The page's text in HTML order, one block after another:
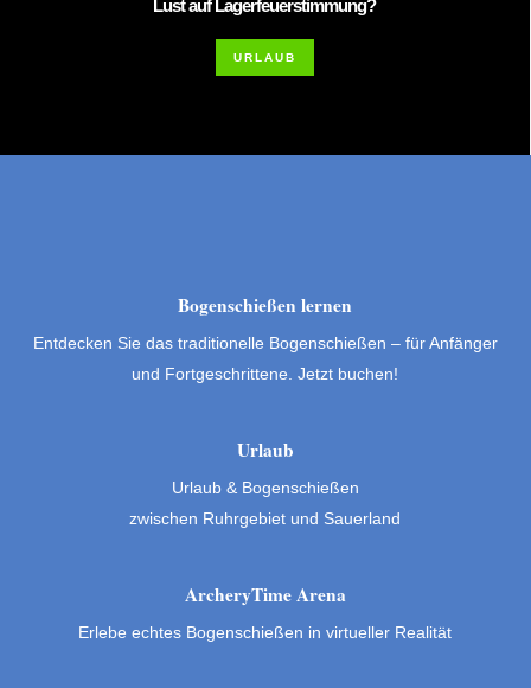
Lust auf Lagerfeuerstimmung?
URLAUB
Bogenschießen lernen
Entdecken Sie das traditionelle Bogenschießen – für Anfänger
und Fortgeschrittene. Jetzt buchen!
Urlaub
Urlaub & Bogenschießen
zwischen Ruhrgebiet und Sauerland
ArcheryTime Arena
Erlebe echtes Bogenschießen in virtueller Realität